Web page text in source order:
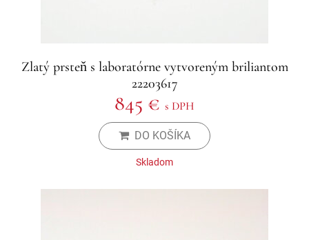
Zlatý prsteň s laboratórne vytvoreným briliantom
22203617
845 € s DPH
DO KOŠÍKA
Skladom